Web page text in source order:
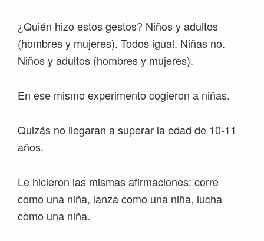
¿Quién hizo estos gestos? Niños y adultos
(hombres y mujeres). Todos igual. Niñas no.
Niños y adultos (hombres y mujeres).
En ese mismo experimento cogieron a niñas.
Quizás no llegaran a superar la edad de 10-11
años.
Le hicieron las mismas afirmaciones: corre
como una niña, lanza como una niña, lucha
como una niña.